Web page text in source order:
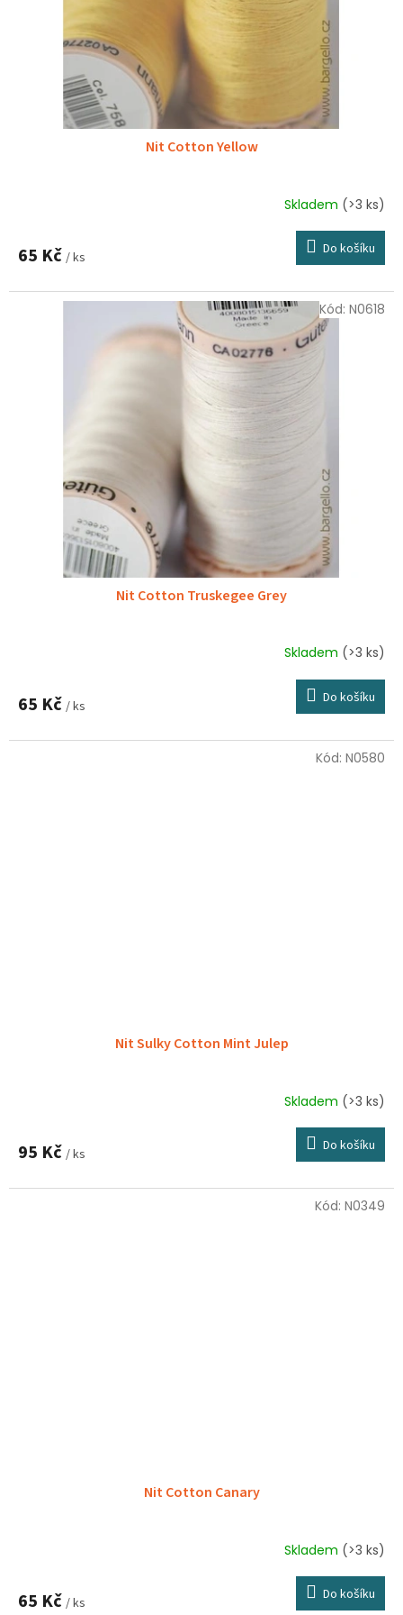
Nit Cotton Yellow
Skladem (>3 ks)
65 Kč / ks Do košíku
Nit Cotton Truskegee Grey
Skladem (>3 ks)
65 Kč / ks Do košíku
Kód: N0618
Nit Sulky Cotton Mint Julep
Skladem (>3 ks)
95 Kč / ks Do košíku
Kód: N0580
Nit Cotton Canary
Skladem (>3 ks)
65 Kč / ks Do košíku
Kód: N0349